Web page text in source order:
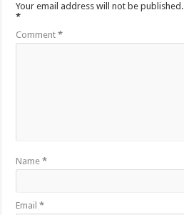
Your email address will not be published.
*
Comment*
Name*
Email*